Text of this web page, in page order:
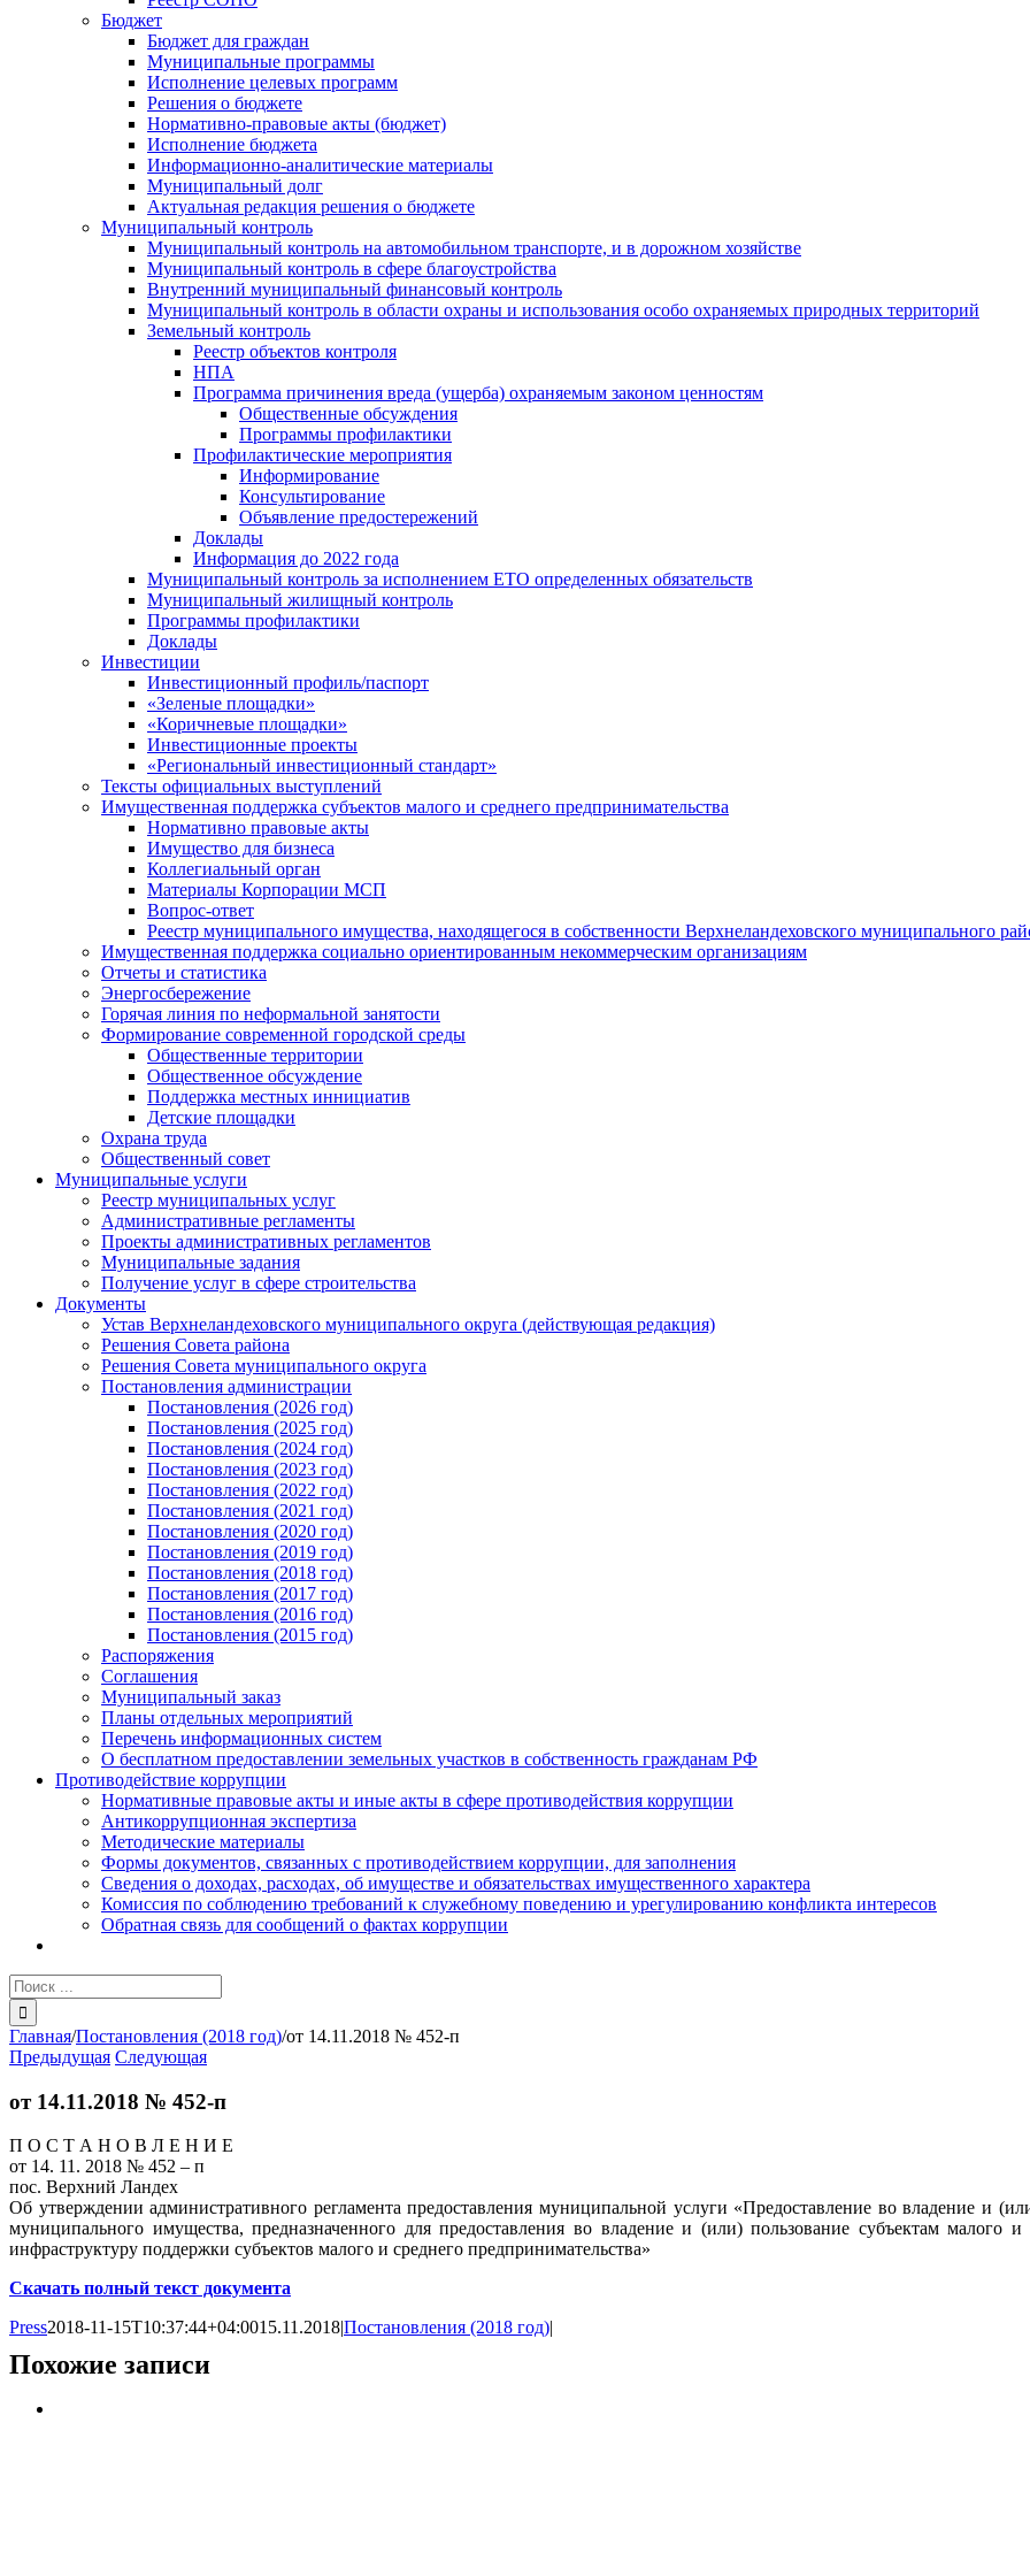
Бюджет
Бюджет для граждан
Муниципальные программы
Исполнение целевых программ
Решения о бюджете
Нормативно-правовые акты (бюджет)
Исполнение бюджета
Информационно-аналитические материалы
Муниципальный долг
Актуальная редакция решения о бюджете
Муниципальный контроль
Муниципальный контроль на автомобильном транспорте, и в дорожном хозяйстве
Муниципальный контроль в сфере благоустройства
Внутренний муниципальный финансовый контроль
Муниципальный контроль в области охраны и использования особо охраняемых природных территорий
Земельный контроль
Реестр объектов контроля
НПА
Программа причинения вреда (ущерба) охраняемым законом ценностям
Общественные обсуждения
Программы профилактики
Профилактические мероприятия
Информирование
Консультирование
Объявление предостережений
Доклады
Информация до 2022 года
Муниципальный контроль за исполнением ЕТО определенных обязательств
Муниципальный жилищный контроль
Программы профилактики
Доклады
Инвестиции
Инвестиционный профиль/паспорт
«Зеленые площадки»
«Коричневые площадки»
Инвестиционные проекты
«Региональный инвестиционный стандарт»
Тексты официальных выступлений
Имущественная поддержка субъектов малого и среднего предпринимательства
Нормативно правовые акты
Имущество для бизнеса
Коллегиальный орган
Материалы Корпорации МСП
Вопрос-ответ
Реестр муниципального имущества, находящегося в собственности Верхнеландеховского муниципального
Имущественная поддержка социально ориентированным некоммерческим организациям
Отчеты и статистика
Энергосбережение
Горячая линия по неформальной занятости
Формирование современной городской среды
Общественные территории
Общественное обсуждение
Поддержка местных иннициатив
Детские площадки
Охрана труда
Общественный совет
Муниципальные услуги
Реестр муниципальных услуг
Административные регламенты
Проекты административных регламентов
Муниципальные задания
Получение услуг в сфере строительства
Документы
Устав Верхнеландеховского муниципального округа (действующая редакция)
Решения Совета района
Решения Совета муниципального округа
Постановления администрации
Постановления (2026 год)
Постановления (2025 год)
Постановления (2024 год)
Постановления (2023 год)
Постановления (2022 год)
Постановления (2021 год)
Постановления (2020 год)
Постановления (2019 год)
Постановления (2018 год)
Постановления (2017 год)
Постановления (2016 год)
Постановления (2015 год)
Распоряжения
Соглашения
Муниципальный заказ
Планы отдельных мероприятий
Перечень информационных систем
О бесплатном предоставлении земельных участков в собственность гражданам РФ
Противодействие коррупции
Нормативные правовые акты и иные акты в сфере противодействия коррупции
Антикоррупционная экспертиза
Методические материалы
Формы документов, связанных с противодействием коррупции, для заполнения
Сведения о доходах, расходах, об имуществе и обязательствах имущественного характера
Комиссия по соблюдению требований к служебному поведению и урегулированию конфликта интересов
Обратная связь для сообщений о фактах коррупции
Результат
поиска:
Главная/Постановления (2018 год)/от 14.11.2018 № 452-п
Предыдущая Следующая
от 14.11.2018 № 452-п
П О С Т А Н О В Л Е Н И Е
от 14. 11. 2018 № 452 – п
пос. Верхний Ландех
Об утверждении административного регламента предоставления муниципальной услуги «Предоставление во владение и
муниципального имущества, предназначенного для предоставления во владение и (или) пользование субъектам малого
инфраструктуру поддержки субъектов малого и среднего предпринимательства»
Скачать полный текст документа
Press2018-11-15T10:37:44+04:0015.11.2018|Постановления (2018 год)|
Похожие записи